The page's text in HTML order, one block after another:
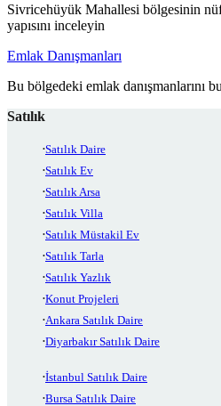
Sivricehüyük Mahallesi bölgesinin
yapısını inceleyin
Emlak Danışmanları
Bu bölgedeki emlak danışmanlarını
Satılık
Satılık Daire
Satılık Ev
Satılık Arsa
Satılık Villa
Satılık Müstakil Ev
Satılık Tarla
Satılık Yazlık
Konut Projeleri
Ankara Satılık Daire
Diyarbakır Satılık Daire
İstanbul Satılık Daire
Bursa Satılık Daire